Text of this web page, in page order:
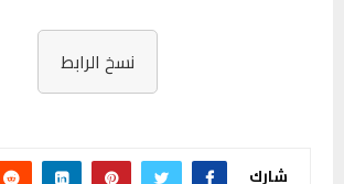
نسخ الرابط
شارك